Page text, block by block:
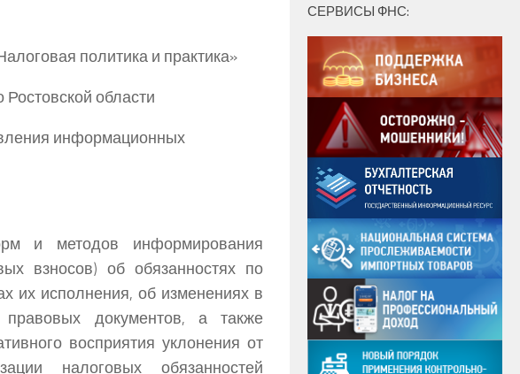
политика и практика»
области
информационных
и методов информирования
взносов) об обязанностях по
их исполнения, об изменениях в
документов, а также
восприятия уклонения от
налоговых обязанностей
СЕРВИСЫ ФНС: